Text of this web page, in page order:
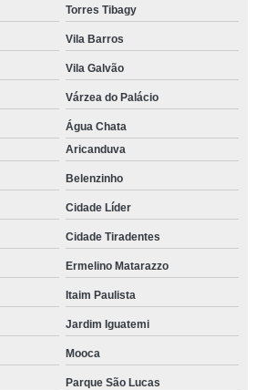
Cachoeirinha
em sp Cidade Tiradentes
Parque Peruche
em sp Vila Augusta
Condomínio Veigas
Jardim Olinda Mauá
Columbia
em sp Parada Inglesa
Nova Mauá
Torres Tibagy
Vila Barros
Vila Galvão
Várzea do Palácio
Água Chata
Aricanduva
Belenzinho
Cidade Líder
Cidade Tiradentes
Ermelino Matarazzo
Itaim Paulista
Jardim Iguatemi
Mooca
Parque São Lucas